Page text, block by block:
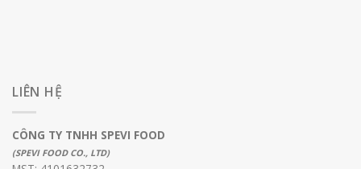
LIÊN HỆ
CÔNG TY TNHH SPEVI FOOD
(SPEVI FOOD CO., LTD)